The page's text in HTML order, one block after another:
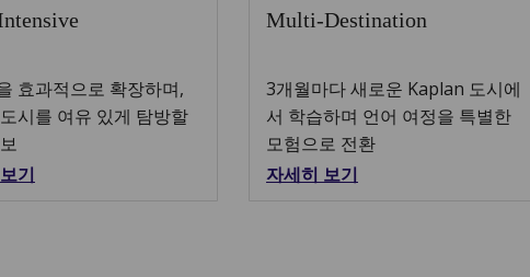
효과적으로 확장하며,
시를 여유 있게 탐방할
기
Multi-Destination
3개월마다 새로운 Kaplan 도시에
서 학습하며 언어 여정을 특별한
모험으로 전환
자세히 보기